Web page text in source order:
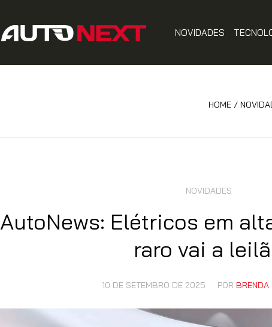
NOVIDADES
HOME /
NOVIDADES
AutoNews: Elétricos em
raro vai a
10 DE SETEMBRO DE 2025 POR BRENDA